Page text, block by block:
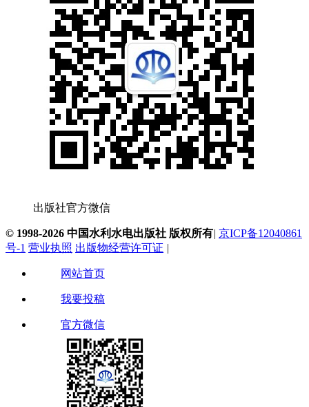
出版社官方微信
© 1998-2026 中国水利水电出版社 版权所有| 京ICP备12040861
号-1 营业执照 出版物经营许可证 |
网站首页
我要投稿
官方微信